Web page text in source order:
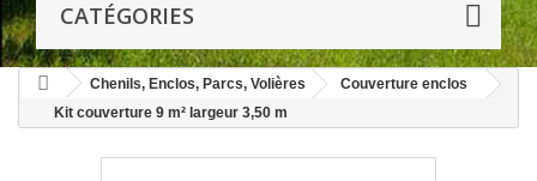
CATÉGORIES
Chenils, Enclos, Parcs, Volières
Couverture enclos
Kit couverture 9 m² largeur 3,50 m